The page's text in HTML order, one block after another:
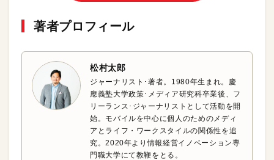
著者プロフィール
松村太郎
ジャーナリスト･著者。1980年生まれ。慶
應義塾大学政策･メディア研究科卒業後、フ
リーランス･ジャーナリストとして活動を開
始。モバイルを中心に個人のためのメディ
アとライフ・ワークスタイルの関係性を追
究。2020年より情報経営イノベーション専
門職大学にて教鞭をとる。